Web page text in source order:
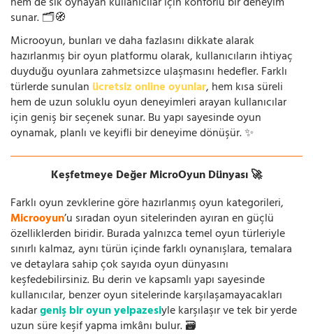
sunar. 🗂️🧭
Microoyun, bunları ve daha fazlasını dikkate alarak
hazırlanmış bir oyun platformu olarak, kullanıcıların ihtiyaç
duyduğu oyunlara zahmetsizce ulaşmasını hedefler. Farklı
türlerde sunulan ücretsiz online oyunlar, hem kısa süreli
hem de uzun soluklu oyun deneyimleri arayan kullanıcılar
için geniş bir seçenek sunar. Bu yapı sayesinde oyun
oynamak, planlı ve keyifli bir deneyime dönüşür. ✨
Keşfetmeye Değer MicroOyun Dünyası 🚀
Farklı oyun zevklerine göre hazırlanmış oyun kategorileri,
Microoyun’u sıradan oyun sitelerinden ayıran en güçlü
özelliklerden biridir. Burada yalnızca temel oyun türleriyle
sınırlı kalmaz, aynı türün içinde farklı oynanışlara, temalara
ve detaylara sahip çok sayıda oyun dünyasını
keşfedebilirsiniz. Bu derin ve kapsamlı yapı sayesinde
kullanıcılar, benzer oyun sitelerinde karşılaşamayacakları
kadargeniş bir oyun yelpazesiyle karşılaşır ve tek bir yerde
uzun süre keşif yapma imkânı bulur. 🗃️